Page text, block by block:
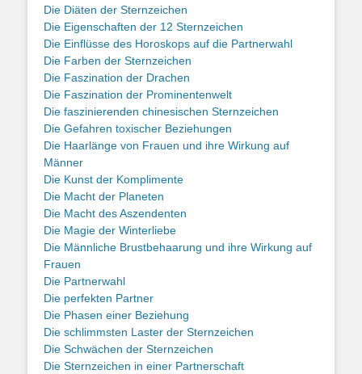
Die Diäten der Sternzeichen
Die Eigenschaften der 12 Sternzeichen
Die Einflüsse des Horoskops auf die Partnerwahl
Die Farben der Sternzeichen
Die Faszination der Drachen
Die Faszination der Prominentenwelt
Die faszinierenden chinesischen Sternzeichen
Die Gefahren toxischer Beziehungen
Die Haarlänge von Frauen und ihre Wirkung auf
Männer
Die Kunst der Komplimente
Die Macht der Planeten
Die Macht des Aszendenten
Die Magie der Winterliebe
Die Männliche Brustbehaarung und ihre Wirkung auf
Frauen
Die Partnerwahl
Die perfekten Partner
Die Phasen einer Beziehung
Die schlimmsten Laster der Sternzeichen
Die Schwächen der Sternzeichen
Die Sternzeichen in einer Partnerschaft